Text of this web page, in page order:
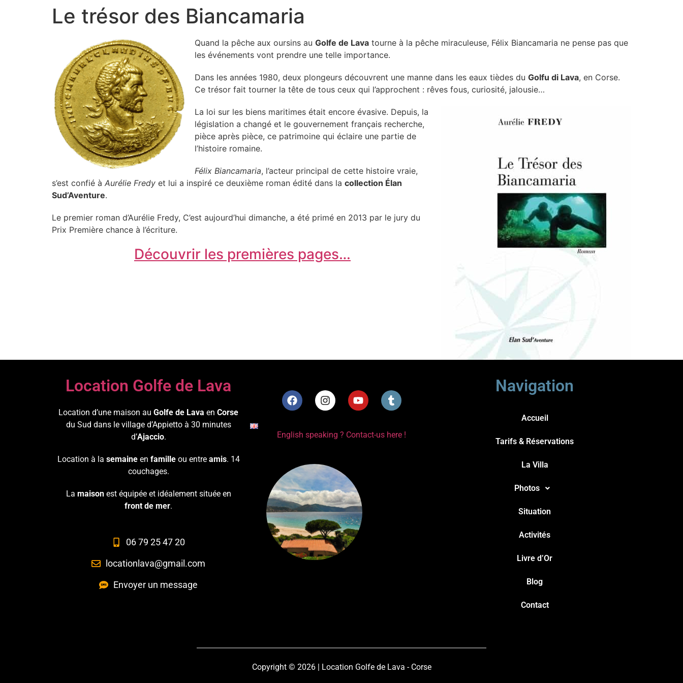
Le trésor des Biancamaria
Quand la pêche aux oursins au Golfe de Lava tourne à la pêche miraculeuse, Félix Biancamaria ne pense pas que
les événements vont prendre une telle importance.
Dans les années 1980, deux plongeurs découvrent une manne dans les eaux tièdes du Golfu di Lava, en Corse.
Ce trésor fait tourner la tête de tous ceux qui l’approchent : rêves fous, curiosité, jalousie…
La loi sur les biens maritimes était encore évasive. Depuis, la
législation a changé et le gouvernement français recherche,
pièce après pièce, ce patrimoine qui éclaire une partie de
l’histoire romaine.
Félix Biancamaria, l’acteur principal de cette histoire vraie,
s’est confié à Aurélie Fredy et lui a inspiré ce deuxième roman édité dans la collection Élan
Sud’Aventure.
Le premier roman d’Aurélie Fredy, C’est aujourd’hui dimanche, a été primé en 2013 par le jury du
Prix Première chance à l’écriture.
Découvrir les premières pages…
Location Golfe de Lava
Location d’une maison au Golfe de Lava en Corse
du Sud dans le village d’Appietto à 30 minutes
d’Ajaccio.
Location à la semaineen familleou entre amis. 14
couchages.
La maisonest équipée et idéalement située en
front de mer.
06 79 25 47 20
locationlava@gmail.com
Envoyer un message
English speaking ? Contact-us here !
Navigation
Accueil
Tarifs & Réservations
La Villa
Photos
Situation
Activités
Livre d’Or
Blog
Contact
Copyright © 2026 | Location Golfe de Lava - Corse